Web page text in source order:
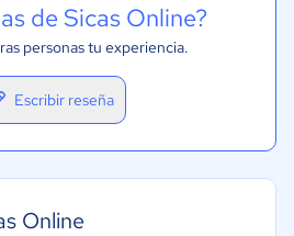
de Sicas Online?
personas tu experiencia.
Escribir reseña
Online